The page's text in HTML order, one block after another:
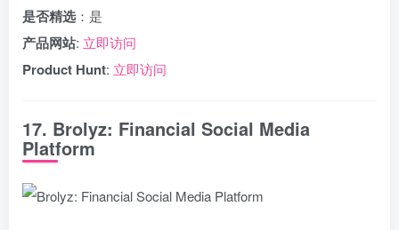
是否精选 ：是
产品网站: 立即访问
Product Hunt: 立即访问
17. Brolyz: Financial Social Media
Platform